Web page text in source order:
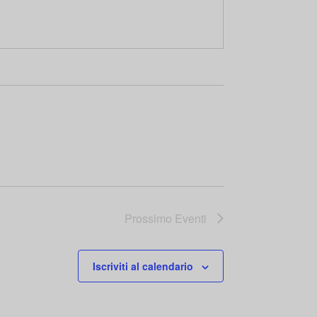
Prossimo Eventi
Iscriviti al calendario